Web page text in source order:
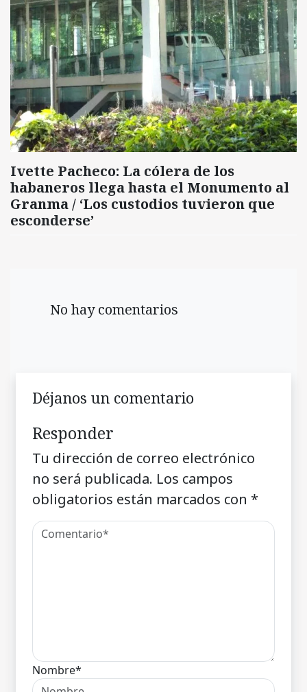
Ivette Pacheco: La cólera de los
habaneros llega hasta el Monumento al
Granma / ‘Los custodios tuvieron que
esconderse’
No hay comentarios
Déjanos un comentario
Responder
Tu dirección de correo electrónico
no será publicada. Los campos
obligatorios están marcados con *
Nombre*